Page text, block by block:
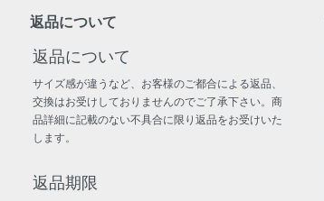
返品について
返品について
サイズ感が違うなど、お客様のご都合による返品、
交換はお受けしておりませんのでご了承下さい。商
品詳細に記載のない不具合に限り返品をお受けいた
します。
返品期限